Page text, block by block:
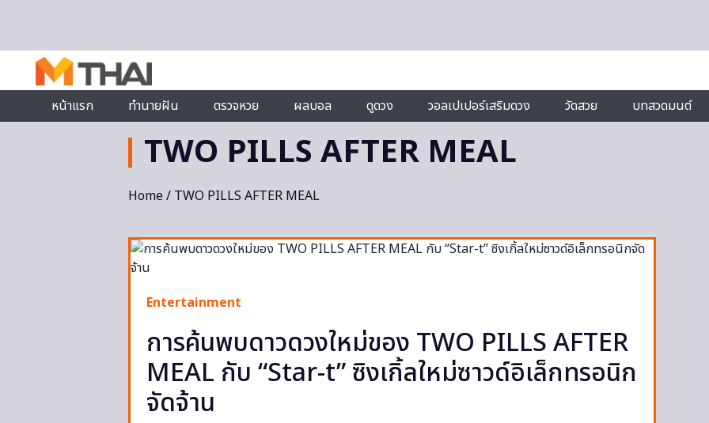
หน้าแรก
ทำนายฝัน ตรวจหวย ผลบอล ดูดวง วอลเปเปอร์เสริมดวง วัดสวย บทสวดมนต์
TWO PILLS AFTER MEAL
Home/ TWO PILLS AFTER MEAL
Entertainment
การค้นพบดาวดวงใหม่ของ TWO PILLS AFTER
MEAL กับ “Star-t” ซิงเกิ้ลใหม่ซาวด์อิเล็กทรอนิก
จัดจ้าน